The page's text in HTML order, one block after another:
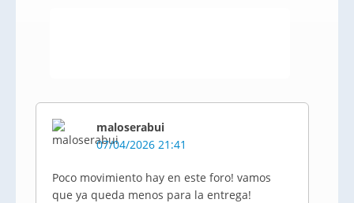
maloserabui
07/04/2026 21:41
Poco movimiento hay en este foro! vamos
que ya queda menos para la entrega!